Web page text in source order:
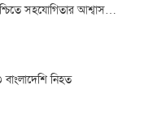
সহযোগিতার আশ্বাস…
বাংলাদেশি নিহত